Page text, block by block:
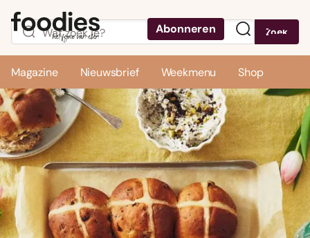
Abonneren Zoek
Magazine Nieuwsbrief Weekmenu Shop